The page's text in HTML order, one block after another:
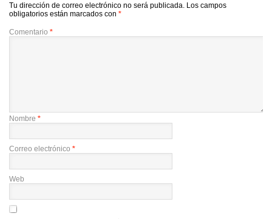
Tu dirección de correo electrónico no será publicada. Los campos
obligatorios están marcados con *
Comentario *
Nombre *
Correo electrónico *
Web